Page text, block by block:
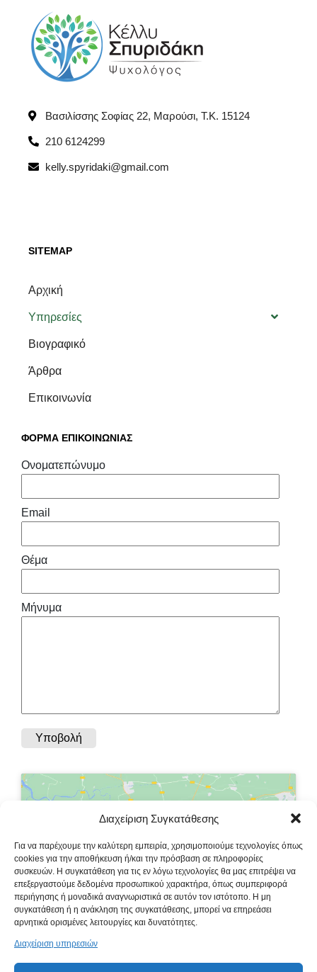
Διαχείριση Συγκατάθεσης
Για να παρέχουμε την καλύτερη εμπειρία, χρησιμοποιούμε τεχνολογίες όπως
cookies για την αποθήκευση ή/και την πρόσβαση σε πληροφορίες
συσκευών. Η συγκατάθεση για τις εν λόγω τεχνολογίες θα μας επιτρέψει να
επεξεργαστούμε δεδομένα προσωπικού χαρακτήρα, όπως συμπεριφορά
περιήγησης ή μοναδικά αναγνωριστικά σε αυτόν τον ιστότοπο. Η μη
συγκατάθεση ή η ανάκληση της συγκατάθεσης, μπορεί να επηρεάσει
αρνητικά ορισμένες λειτουργίες και δυνατότητες.
Διαχείριση υπηρεσιών
Βασιλίσσης Σοφίας 22, Μαρούσι, T.K. 15124
210 6124299
kelly.spyridaki@gmail.com
SITEMAP
Αρχική
Υπηρεσίες
Βιογραφικό
Άρθρα
Επικοινωνία
ΦΟΡΜΑ ΕΠΙΚΟΙΝΩΝΙΑΣ
Ονοματεπώνυμο
Email
Θέμα
Μήνυμα
Κάντε κλικ στο κουμπί 'Συμφωνώ' για να
ενεργοποιήσετε το Google maps.
Πολιτική Cookies
Συμφωνώ